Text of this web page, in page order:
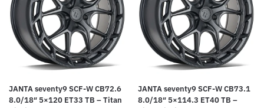
JANTA seventy9 SCF-W CB72.6
8.0/18″ 5×120 ET33 TB – Titan
JANTA seventy9 SCF-W CB73.1
8.0/18″ 5×114.3 ET40 TB –